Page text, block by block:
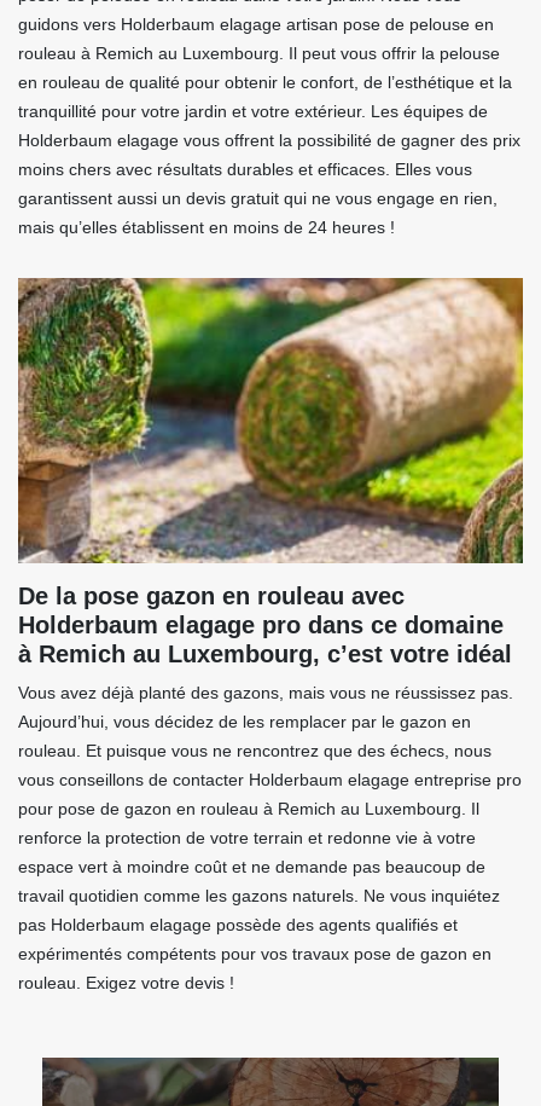
guidons vers Holderbaum elagage artisan pose de pelouse en
rouleau à Remich au Luxembourg. Il peut vous offrir la pelouse
en rouleau de qualité pour obtenir le confort, de l’esthétique et la
tranquillité pour votre jardin et votre extérieur. Les équipes de
Holderbaum elagage vous offrent la possibilité de gagner des prix
moins chers avec résultats durables et efficaces. Elles vous
garantissent aussi un devis gratuit qui ne vous engage en rien,
mais qu’elles établissent en moins de 24 heures !
De la pose gazon en rouleau avec
Holderbaum elagage pro dans ce domaine
à Remich au Luxembourg, c’est votre idéal
Vous avez déjà planté des gazons, mais vous ne réussissez pas.
Aujourd’hui, vous décidez de les remplacer par le gazon en
rouleau. Et puisque vous ne rencontrez que des échecs, nous
vous conseillons de contacter Holderbaum elagage entreprise pro
pour pose de gazon en rouleau à Remich au Luxembourg. Il
renforce la protection de votre terrain et redonne vie à votre
espace vert à moindre coût et ne demande pas beaucoup de
travail quotidien comme les gazons naturels. Ne vous inquiétez
pas Holderbaum elagage possède des agents qualifiés et
expérimentés compétents pour vos travaux pose de gazon en
rouleau. Exigez votre devis !